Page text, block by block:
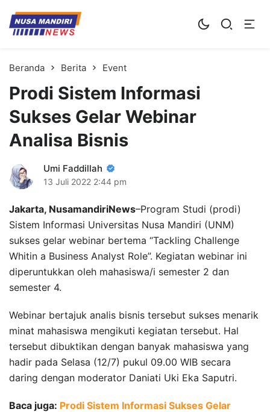
Kampus Digital Bisnis
Universitas Nusa Mandiri
Beranda Berita Event
Prodi Sistem Informasi
Sukses Gelar Webinar
Analisa Bisnis
Umi Faddillah
13 Juli 2022 2:44 pm
Jakarta, NusamandiriNews–Program Studi (prodi)
Sistem Informasi Universitas Nusa Mandiri (UNM)
sukses gelar webinar bertema “Tackling Challenge
Whitin a Business Analyst Role”. Kegiatan webinar ini
diperuntukkan oleh mahasiswa/i semester 2 dan
semester 4.
Webinar bertajuk analis bisnis tersebut sukses menarik
minat mahasiswa mengikuti kegiatan tersebut. Hal
tersebut dibuktikan dengan banyak mahasiswa yang
hadir pada Selasa (12/7) pukul 09.00 WIB secara
daring dengan moderator Daniati Uki Eka Saputri.
Baca juga: Prodi Sistem Informasi Sukses Gelar